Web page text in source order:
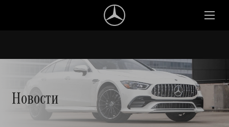
Новости